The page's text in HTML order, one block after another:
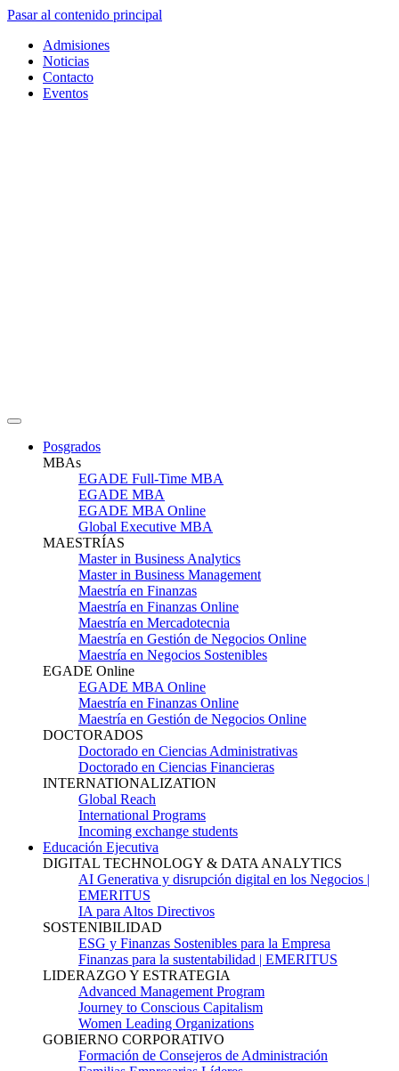
Pasar al contenido principal
Admisiones
Noticias
Contacto
Eventos
Posgrados
MBAs
EGADE Full-Time MBA
EGADE MBA
EGADE MBA Online
Global Executive MBA
MAESTRÍAS
Master in Business Analytics
Master in Business Management
Maestría en Finanzas
Maestría en Finanzas Online
Maestría en Mercadotecnia
Maestría en Gestión de Negocios Online
Maestría en Negocios Sostenibles
EGADE Online
EGADE MBA Online
Maestría en Finanzas Online
Maestría en Gestión de Negocios Online
DOCTORADOS
Doctorado en Ciencias Administrativas
Doctorado en Ciencias Financieras
INTERNATIONALIZATION
Global Reach
International Programs
Incoming exchange students
Educación Ejecutiva
DIGITAL TECHNOLOGY & DATA ANALYTICS
AI Generativa y disrupción digital en los Negocios |
EMERITUS
IA para Altos Directivos
SOSTENIBILIDAD
ESG y Finanzas Sostenibles para la Empresa
Finanzas para la sustentabilidad | EMERITUS
LIDERAZGO Y ESTRATEGIA
Advanced Management Program
Journey to Conscious Capitalism
Women Leading Organizations
GOBIERNO CORPORATIVO
Formación de Consejeros de Administración